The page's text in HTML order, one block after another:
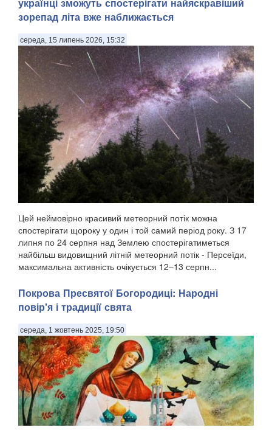
зорепад літа вже наближається
середа, 15 липень 2026, 15:32
Цей неймовірно красивий метеорний потік можна
спостерігати щороку у один і той самий період року. З 17
липня по 24 серпня над Землею спостерігатиметься
найбільш видовищний літній метеорний потік - Персеїди,
максимальна активність очікується 12–13 серпн...
Покрова Пресвятої Богородиці: Народні
повір'я і традиції свята
середа, 1 жовтень 2025, 19:50